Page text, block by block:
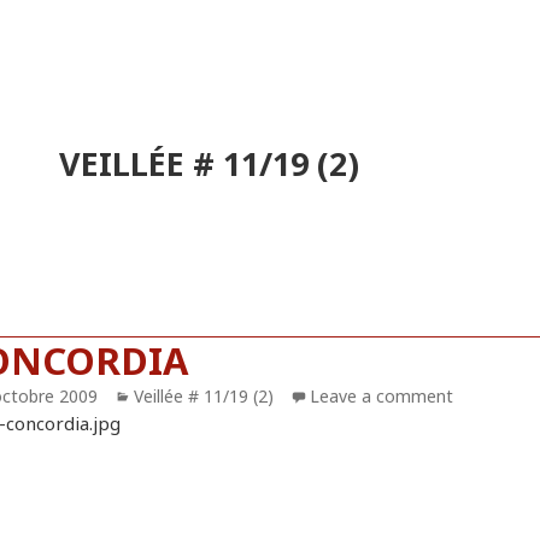
VEILLÉE # 11/19 (2)
2009 Catégories
Veillée # 11/19 (2) Leave a comment